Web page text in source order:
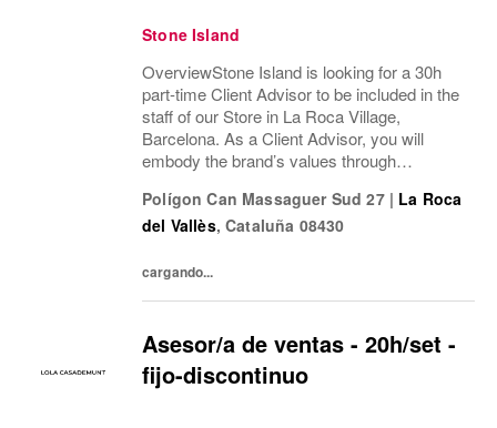
Stone Island
OverviewStone Island is looking for a 30h
part-time Client Advisor to be included in the
staff of our Store in La Roca Village,
Barcelona. As a Client Advisor, you will
embody the brand’s values through
communication style and a passion for
delivering exceptional...
Polígon Can Massaguer Sud 27 | La Roca
del Vallès,Cataluña 08430
cargando...
Asesor/a de ventas - 20h/set -
fijo-discontinuo